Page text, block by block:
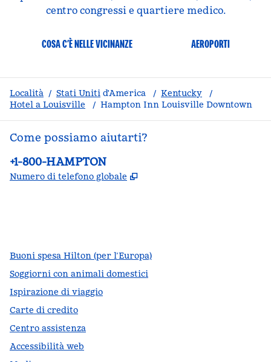
centro congressi e quartiere medico.
COSA C’È NELLE VICINANZE AEROPORTI
Località / Stati Uniti d'America / Kentucky
/
Hotel a Louisville
/ Hampton Inn Louisville Downtown
Come possiamo aiutarti?
Telefono:
+1-800-HAMPTON
Numero di telefono globale ,
Buoni spesa Hilton (per l’Europa)
Soggiorni con animali domestici
Ispirazione di viaggio
Carte di credito
Centro assistenza
Accessibilità web